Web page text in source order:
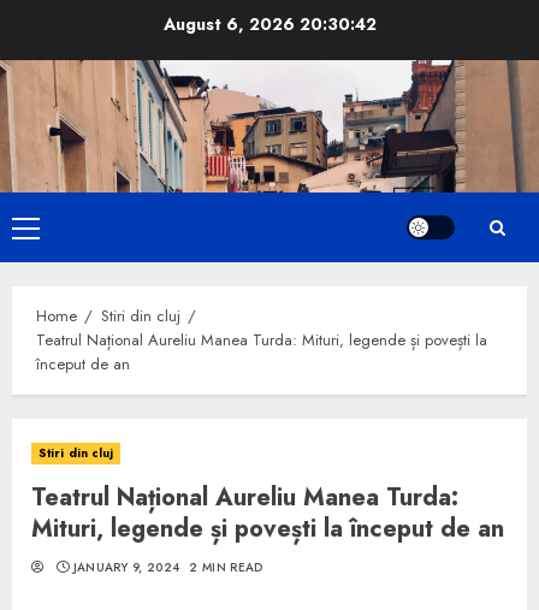
content
August 6, 2026 20:30:43
Primary
Menu
Home
Stiri din cluj
Teatrul Național Aureliu Manea Turda: Mituri, legende și povești la
început de an
Stiri din cluj
Teatrul Național Aureliu Manea Turda:
Mituri, legende și povești la început de an
JANUARY 9, 2024 2 MIN READ